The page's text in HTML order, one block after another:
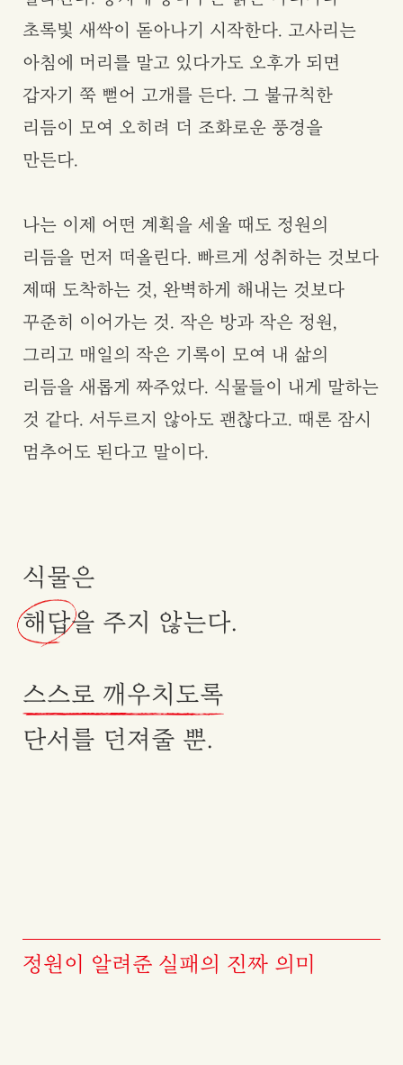
초록빛 새싹이 돋아나기 시작한다. 고사리는
아침에 머리를 말고 있다가도 오후가 되면
갑자기 쭉 뻗어 고개를 든다. 그 불규칙한
리듬이 모여 오히려 더 조화로운 풍경을
만든다.
나는 이제 어떤 계획을 세울 때도 정원의
리듬을 먼저 떠올린다. 빠르게 성취하는 것보다
제때 도착하는 것, 완벽하게 해내는 것보다
꾸준히 이어가는 것. 작은 방과 작은 정원,
그리고 매일의 작은 기록이 모여 내 삶의
리듬을 새롭게 짜주었다. 식물들이 내게 말하는
것 같다. 서두르지 않아도 괜찮다고. 때론 잠시
멈추어도 된다고 말이다.
식물은
해답을 주지 않는다.
스스로 깨우치도록
단서를 던져줄 뿐.
정원이 알려준 실패의 진짜 의미